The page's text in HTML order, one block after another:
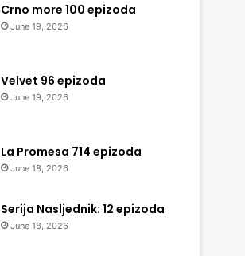
Crno more 100 epizoda
June 19, 2026
Velvet 96 epizoda
June 19, 2026
La Promesa 714 epizoda
June 18, 2026
Serija Nasljednik: 12 epizoda
June 18, 2026